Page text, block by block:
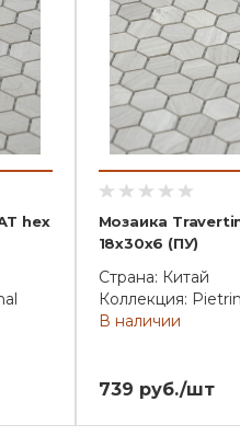
hex
Мозаика
18x30x6 (ПУ)
Страна: Китай
Коллекция:
В наличии
739 руб./шт